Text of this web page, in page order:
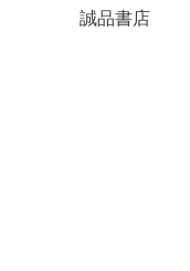
誠品書店